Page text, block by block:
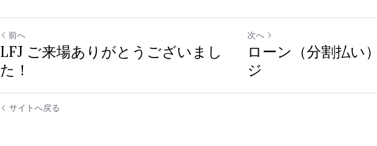
前へ
LFJ ご来場ありがとうございまし
た！
次へ
ローン（分割払い
ジ
サイトへ戻る